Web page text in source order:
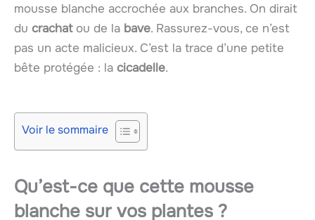
mousse blanche accrochée aux branches. On dirait
du crachatou de la bave. Rassurez-vous, ce n’est
pas un acte malicieux. C’est la trace d’une petite
bête protégée : la cicadelle.
Voir le sommaire
Qu’est-ce que cette mousse
blanche sur vos plantes ?